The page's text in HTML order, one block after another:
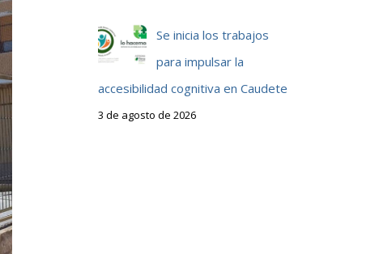
Se inicia los trabajos
para impulsar la
accesibilidad cognitiva en Caudete
3 de agosto de 2026